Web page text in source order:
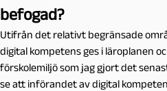
befogad?
Utifrån det relativt begränsade
digital kompetens ges i läroplanen
förskolemiljö som jag gjort det
se att införandet av digital